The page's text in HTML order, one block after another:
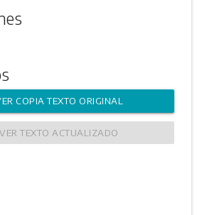
COPIA TEXTO ORIGINAL
VER TEXTO ACTUALIZADO